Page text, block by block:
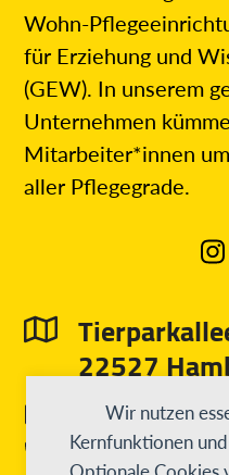
Wir nutzen
Kernfunktionen
Wohn-
für Erziehung und
(GEW). In unserem
Unternehmen
Mitarbeiter*innen
aller Pflegegrade.
22527
040 31 97